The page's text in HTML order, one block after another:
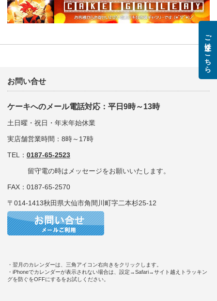
お問い合せ
ケーキへのメール電話対応：平日9時～13時
土日曜・祝日・年末年始休業
実店舗営業時間：8時～17時
TEL： 0187-65-2523
留守電の時はメッセージをお願いいたします。
FAX：0187-65-2570
〒014-1413秋田県大仙市角間川町字二本杉25-12
・翌月のカレンダーは、三角アイコン右向きをクリックします。
・iPhoneでカレンダーが表示されない場合は、設定→Safari→サイト越えトラッキン
グを防ぐをOFFにするをお試しください。
ご注文はこちら